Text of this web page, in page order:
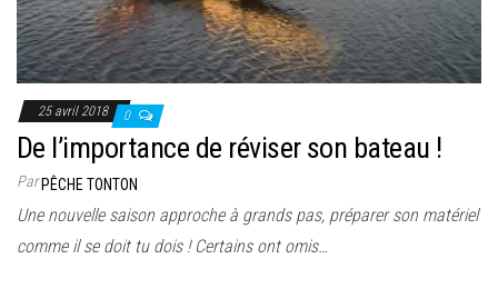
25 avril 2018 0
De l’importance de réviser son bateau !
ParPÊCHE TONTON
Une nouvelle saison approche à grands pas, préparer son matériel
comme il se doit tu dois ! Certains ont omis…